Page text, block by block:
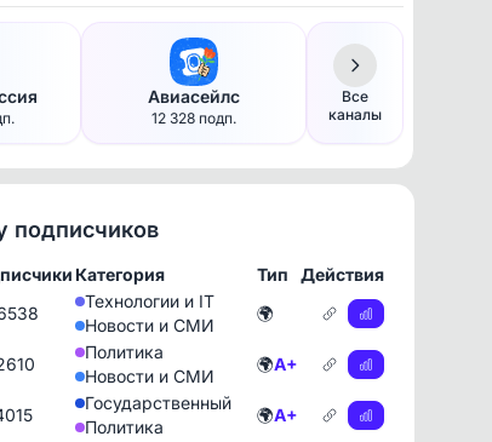
Авиасейлс
12 328 подп.
Все
каналы
подписчиков
Категория Тип
Действия
Технологии и IT
Новости и СМИ
🌍
Политика
Новости и СМИ
🌍A+
Государственный
Политика
🌍A+